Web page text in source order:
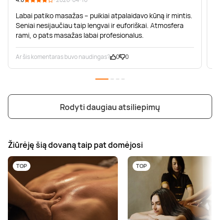
Labai patiko masažas – puikiai atpalaidavo kūną ir mintis.
Seniai nesijaučiau taip lengvai ir euforiškai. Atmosfera
rami, o pats masažas labai profesionalus.
Ar šis komentaras buvo naudingas? 0 0
Rodyti daugiau atsiliepimų
Žiūrėję šią dovaną taip pat domėjosi
TOP TOP